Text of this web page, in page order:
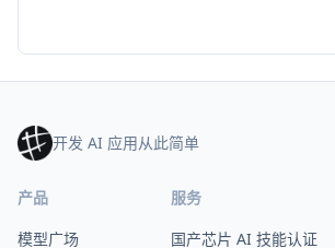
开发 AI 应用从此简单
产品
模型广场
服务
国产芯片 AI 技能认证